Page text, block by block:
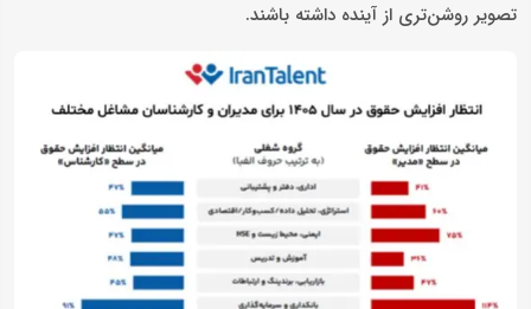
تصویر روشن‌تری از آینده داشته باشند.